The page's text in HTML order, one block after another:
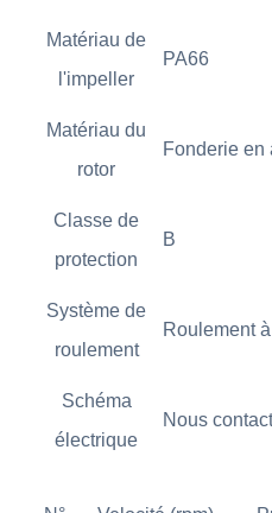
Matériau de
l'impeller
PA66
Matériau du
rotor
Fonderie en
Classe de
protection
B
Système de
roulement
Roulement
Schéma
électrique
Nous